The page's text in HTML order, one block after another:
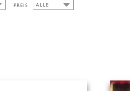
PREIS
ALLE